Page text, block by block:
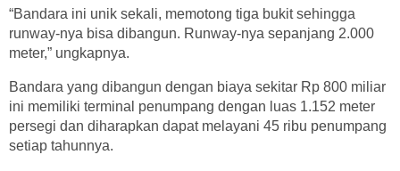
“Bandara ini unik sekali, memotong tiga bukit sehingga
runway-nya bisa dibangun. Runway-nya sepanjang 2.000
meter,” ungkapnya.
Bandara yang dibangun dengan biaya sekitar Rp 800 miliar
ini memiliki terminal penumpang dengan luas 1.152 meter
persegi dan diharapkan dapat melayani 45 ribu penumpang
setiap tahunnya.